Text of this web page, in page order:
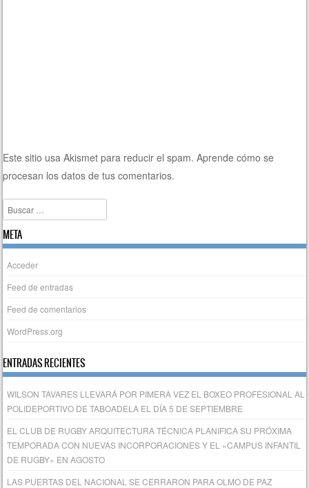
Este sitio usa Akismet para reducir el spam.Aprende cómo se
procesan los datos de tus comentarios.
Buscar
META
Acceder
Feed de entradas
Feed de comentarios
WordPress.org
ENTRADAS RECIENTES
WILSON TAVARES LLEVARÁ POR PIMERA VEZ EL BOXEO PROFESIONAL AL
POLIDEPORTIVO DE TABOADELA EL DÍA 5 DE SEPTIEMBRE
EL CLUB DE RUGBY ARQUITECTURA TÉCNICA PLANIFICA SU PRÓXIMA
TEMPORADA CON NUEVAS INCORPORACIONES Y EL «CAMPUS INFANTIL
DE RUGBY» EN AGOSTO
LAS PUERTAS DEL NACIONAL SE CERRARON PARA OLMO DE PAZ